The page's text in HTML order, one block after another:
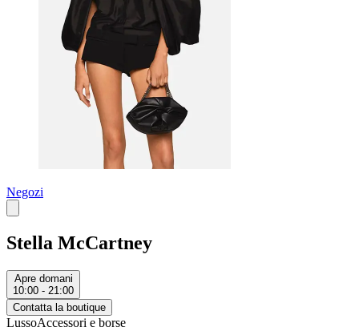
Negozi
Stella McCartney
Apre domani
10:00 - 21:00
Contatta la boutique
LussoAccessori e borse